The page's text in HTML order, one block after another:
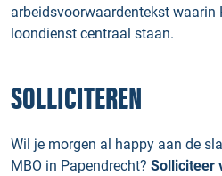
arbeidsvoorwaardentekst waarin
loondienst centraal staan.
SOLLICITEREN
Wil je morgen al happy aan de
MBO in Papendrecht? Solliciteer